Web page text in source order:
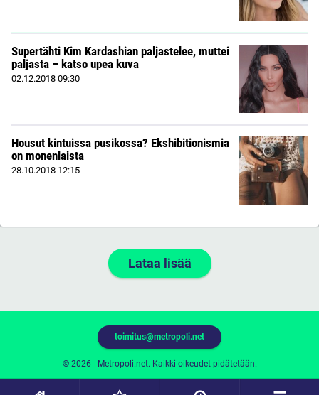
Supertähti Kim Kardashian paljastelee, muttei
paljasta – katso upea kuva
02.12.2018 09:30
Housut kintuissa pusikossa? Ekshibitionismia
on monenlaista
28.10.2018 12:15
Lataa lisää
© 2026 - Metropoli.net. Kaikki oikeudet pidätetään.
toimitus@metropoli.net